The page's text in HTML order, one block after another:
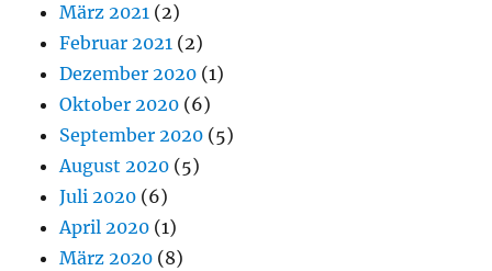
März 2021 (2)
Februar 2021 (2)
Dezember 2020 (1)
Oktober 2020 (6)
September 2020 (5)
August 2020 (5)
Juli 2020 (6)
April 2020 (1)
März 2020 (8)